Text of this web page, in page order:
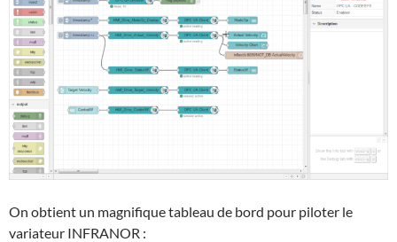
On obtient un magnifique tableau de bord pour piloter le
variateur INFRANOR :